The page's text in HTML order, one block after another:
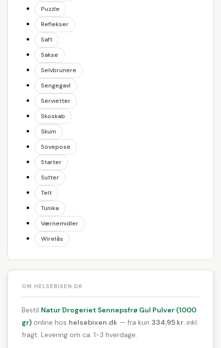
Puzzle
Reflekser
Saft
Sakse
Selvbrunere
Sengegavl
Servietter
Skoskab
Skum
Sovepose
Starter
Sutter
Telt
Tunika
Værnemidler
Wirelås
OM HELSEBIXEN.DK
Bestil Natur Drogeriet Sennepsfrø Gul Pulver (1000
gr) online hos helsebixen.dk — fra kun 334,95 kr. inkl.
fragt. Levering om ca. 1-3 hverdage.